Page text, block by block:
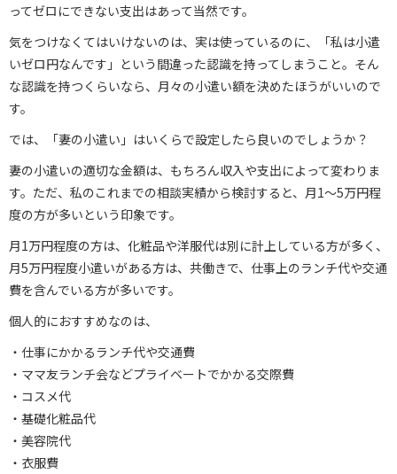
ってゼロにできない支出はあって当然です。
気をつけなくてはいけないのは、実は使っているのに、「私は小遣
いゼロ円なんです」という間違った認識を持ってしまうこと。そん
な認識を持つくらいなら、月々の小遣い額を決めたほうがいいので
す。
では、「妻の小遣い」はいくらで設定したら良いのでしょうか？
妻の小遣いの適切な金額は、もちろん収入や支出によって変わりま
す。ただ、私のこれまでの相談実績から検討すると、月1～5万円程
度の方が多いという印象です。
月1万円程度の方は、化粧品や洋服代は別に計上している方が多く、
月5万円程度小遣いがある方は、共働きで、仕事上のランチ代や交通
費を含んでいる方が多いです。
個人的におすすめなのは、
・仕事にかかるランチ代や交通費
・ママ友ランチ会などプライベートでかかる交際費
・コスメ代
・基礎化粧品代
・美容院代
・衣服費